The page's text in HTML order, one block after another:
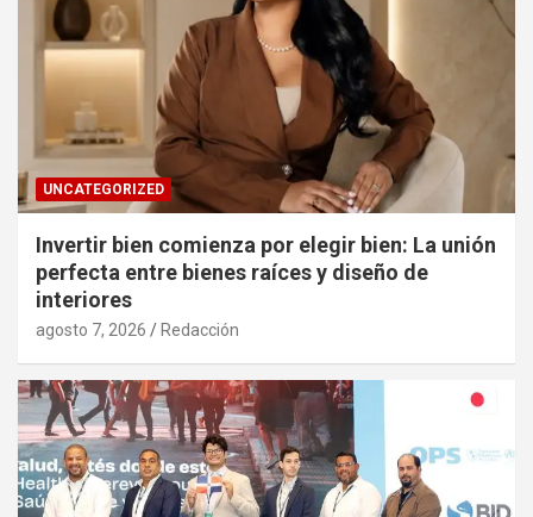
UNCATEGORIZED
Invertir bien comienza por elegir bien: La unión
perfecta entre bienes raíces y diseño de
interiores
agosto 7, 2026 Redacción